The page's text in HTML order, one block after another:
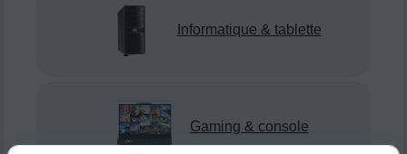
Informatique & tablette
Gaming & console